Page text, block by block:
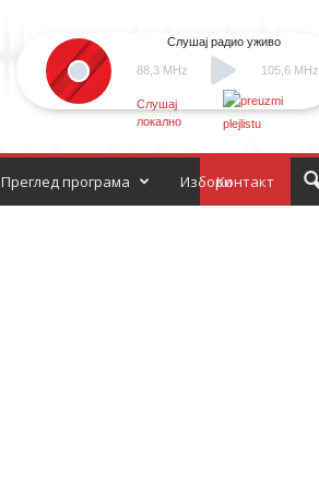
88,3 MHz
Слушај радио уживо
105,6 MHz
Слушај
локално
Контакт
Преглед програма Избори